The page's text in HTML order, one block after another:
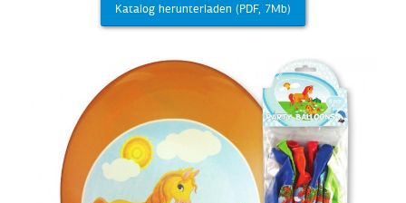
Katalog herunterladen (PDF, 7Mb)